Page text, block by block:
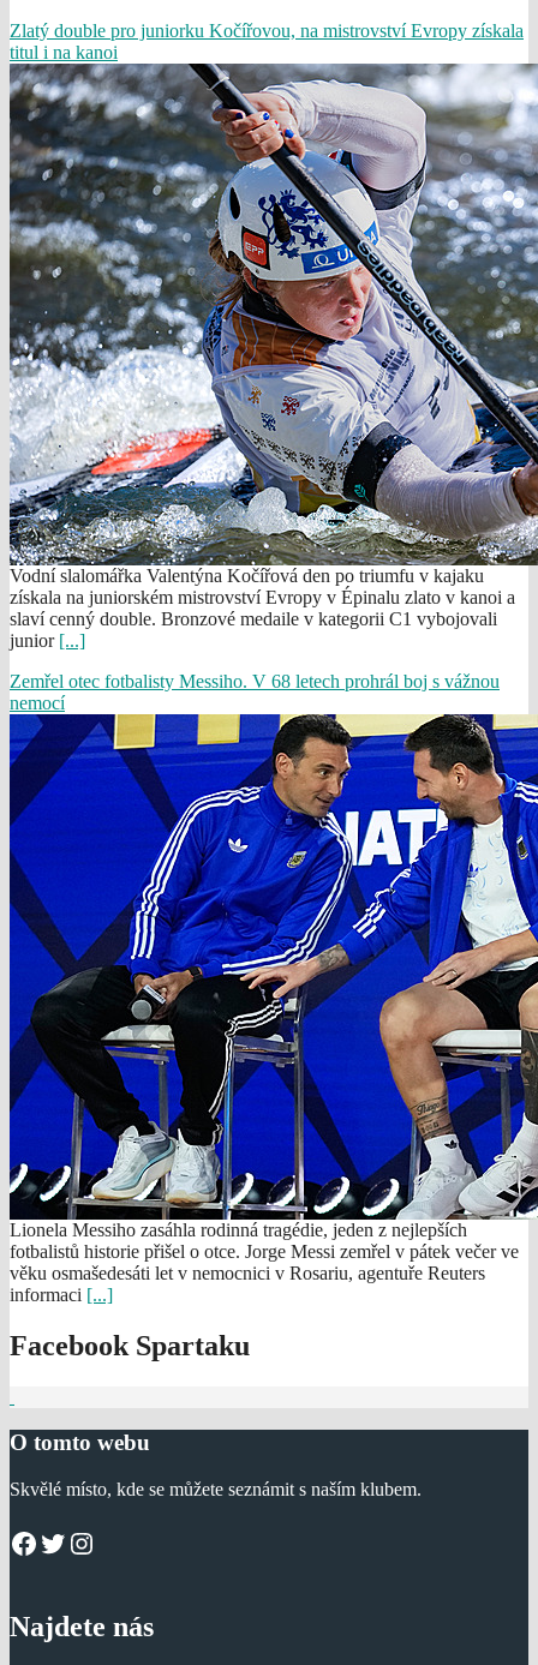
Zlatý double pro juniorku Kočířovou, na mistrovství Evropy získala
titul i na kanoi
Vodní slalomářka Valentýna Kočířová den po triumfu v kajaku
získala na juniorském mistrovství Evropy v Épinalu zlato v kanoi a
slaví cenný double. Bronzové medaile v kategorii C1 vybojovali
junior [...]
Zemřel otec fotbalisty Messiho. V 68 letech prohrál boj s vážnou
nemocí
Lionela Messiho zasáhla rodinná tragédie, jeden z nejlepších
fotbalistů historie přišel o otce. Jorge Messi zemřel v pátek večer ve
věku osmašedesáti let v nemocnici v Rosariu, agentuře Reuters
informaci [...]
Facebook Spartaku
O tomto webu
Skvělé místo, kde se můžete seznámit s naším klubem.
Facebook
Twitter
Instagram
Najdete nás